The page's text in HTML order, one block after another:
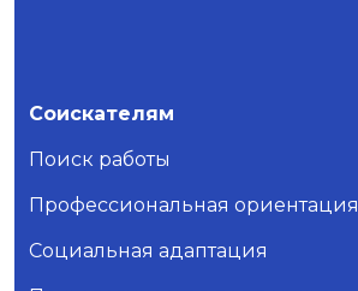
Соискателям
Поиск работы
Профессиональная ориентация
Социальная адаптация